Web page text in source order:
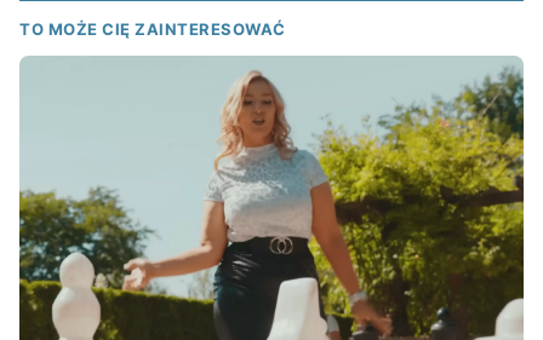
TO MOŻE CIĘ ZAINTERESOWAĆ